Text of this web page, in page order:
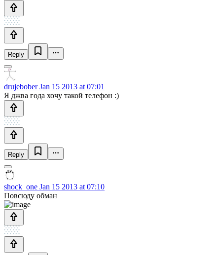
Reply
drujeboberJan 15 2013 at 07:01
Я джва года хочу такой телефон :)
Reply
shock_one Jan 15 2013 at 07:10
Повсюду обман